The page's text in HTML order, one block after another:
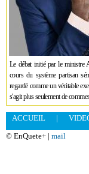
Le débat initié par le ministre
cours du système partisan
regardé comme un véritable
s'agit plus seulement de
ACCUEIL |
© EnQuete+ | mail